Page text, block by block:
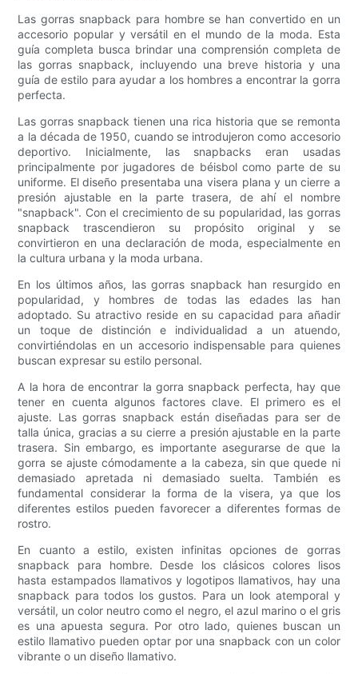
Las gorras snapback para hombre se han convertido en un
accesorio popular y versátil en el mundo de la moda. Esta
guía completa busca brindar una comprensión completa de
las gorras snapback, incluyendo una breve historia y una
guía de estilo para ayudar a los hombres a encontrar la gorra
perfecta.
Las gorras snapback tienen una rica historia que se remonta
a la década de 1950, cuando se introdujeron como accesorio
deportivo. Inicialmente, las snapbacks eran usadas
principalmente por jugadores de béisbol como parte de su
uniforme. El diseño presentaba una visera plana y un cierre a
presión ajustable en la parte trasera, de ahí el nombre
"snapback". Con el crecimiento de su popularidad, las gorras
snapback trascendieron su propósito original y se
convirtieron en una declaración de moda, especialmente en
la cultura urbana y la moda urbana.
En los últimos años, las gorras snapback han resurgido en
popularidad, y hombres de todas las edades las han
adoptado. Su atractivo reside en su capacidad para añadir
un toque de distinción e individualidad a un atuendo,
convirtiéndolas en un accesorio indispensable para quienes
buscan expresar su estilo personal.
A la hora de encontrar la gorra snapback perfecta, hay que
tener en cuenta algunos factores clave. El primero es el
ajuste. Las gorras snapback están diseñadas para ser de
talla única, gracias a su cierre a presión ajustable en la parte
trasera. Sin embargo, es importante asegurarse de que la
gorra se ajuste cómodamente a la cabeza, sin que quede ni
demasiado apretada ni demasiado suelta. También es
fundamental considerar la forma de la visera, ya que los
diferentes estilos pueden favorecer a diferentes formas de
rostro.
En cuanto a estilo, existen infinitas opciones de gorras
snapback para hombre. Desde los clásicos colores lisos
hasta estampados llamativos y logotipos llamativos, hay una
snapback para todos los gustos. Para un look atemporal y
versátil, un color neutro como el negro, el azul marino o el gris
es una apuesta segura. Por otro lado, quienes buscan un
estilo llamativo pueden optar por una snapback con un color
vibrante o un diseño llamativo.